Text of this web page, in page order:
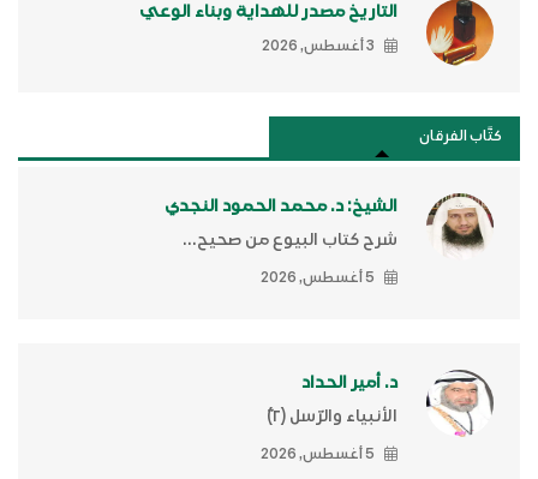
التاريخ مصدر للهداية وبناء الوعي
3 أغسطس, 2026
كتَّاب الفرقان
الشيخ: د. محمد الحمود النجدي
شرح كتاب البيوع من صحيح...
5 أغسطس, 2026
د. أمير الحداد
الأنبياء والرّسل (٢)ّ
5 أغسطس, 2026